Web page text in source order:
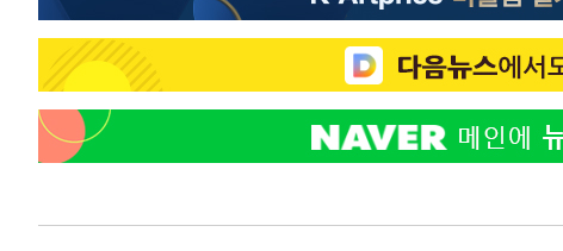
-24357초 전 >[속보]코스피, 301.88포인트(4.58%) 내린 6296.38 마감
-24222초 전 >
[속보]원·달러 환율, 0.7원 내린 1423.8원 마감
-21821초 전 >"여기 떨어졌다"…다누리, 스페이스X 로켓 달 충돌 흔적 포착
-18866초 전 >
손흥민, 5경기 연속골 실패…LAFC는 승부차기 끝 과달라하라
-11467초 전 >
내일까지 39도 '펄펄'…기상청 "태풍 지나며 폭염 잠시 꺾인
-11082초 전 >"美간섭에 합의 지연"…트럼프, '이란 호르무즈 통제권' 수